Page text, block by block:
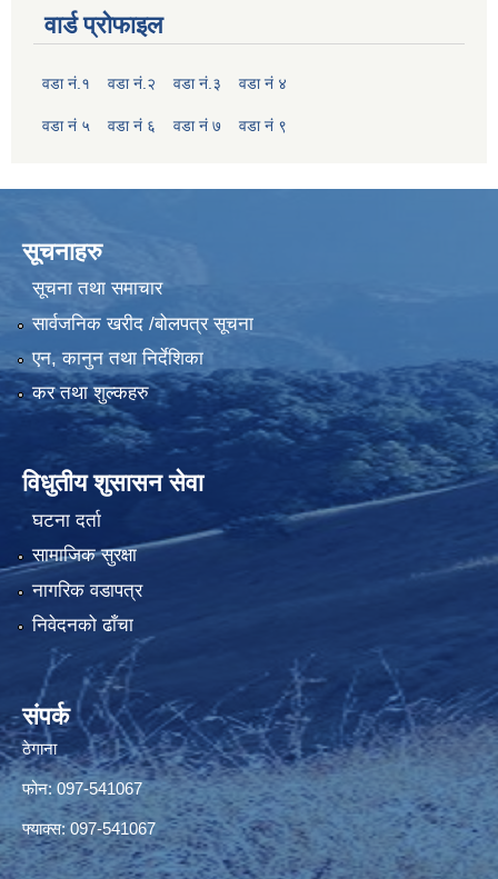
वार्ड प्रोफाइल
वडा नं.१ वडा नं.२ वडा नं.३ वडा नं ४
वडा नं ५ वडा नं ६ वडा नं ७ वडा नं ९
सूचनाहरु
सूचना तथा समाचार
सार्वजनिक खरीद /बोलपत्र सूचना
एन, कानुन तथा निर्देशिका
कर तथा शुल्कहरु
विधुतीय शुसासन सेवा
घटना दर्ता
सामाजिक सुरक्षा
नागरिक वडापत्र
निवेदनको ढाँचा
संपर्क
ठेगाना
फोन: 097-541067
फ्याक्स: 097-541067